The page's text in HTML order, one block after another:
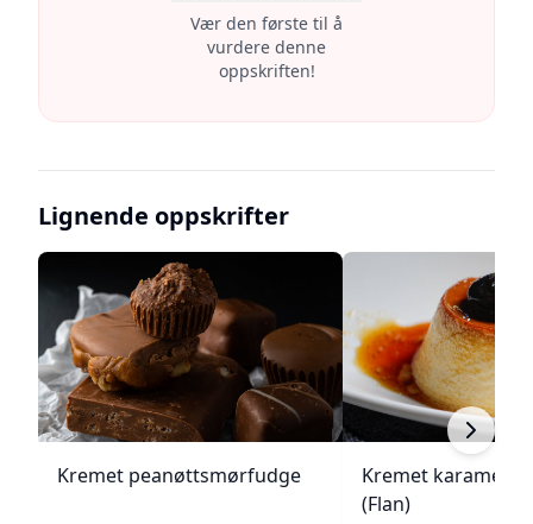
Vær den første til å
vurdere denne
oppskriften!
Lignende oppskrifter
Kremet peanøttsmørfudge
Kremet
(Flan)